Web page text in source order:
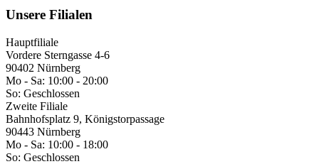
Unsere Filialen
Hauptfiliale
Vordere Sterngasse 4-6
90402 Nürnberg
Mo - Sa: 10:00 - 20:00
So: Geschlossen
Zweite Filiale
Bahnhofsplatz 9, Königstorpassage
90443 Nürnberg
Mo - Sa: 10:00 - 18:00
So: Geschlossen